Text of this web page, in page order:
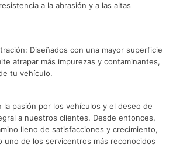
a la abrasión y a las altas
Diseñados con una mayor superficie
atrapar más impurezas y contaminantes,
tu vehículo.
la pasión por los vehículos y el deseo de
a nuestros clientes. Desde entonces,
lleno de satisfacciones y crecimiento,
uno de los servicentros más reconocidos